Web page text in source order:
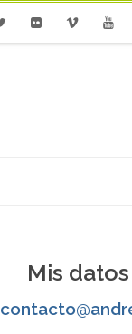
Mis